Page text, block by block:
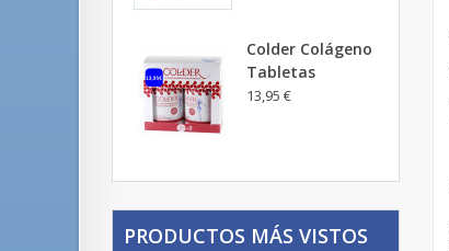
Colder Colágeno
Tabletas
13,95 €
PRODUCTOS MÁS VISTOS